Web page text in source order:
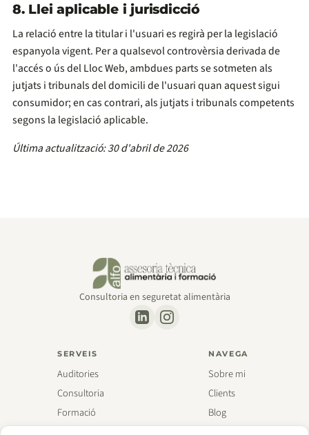
8. Llei aplicable i jurisdicció
La relació entre la titular i l'usuari es regirà per la legislació
espanyola vigent. Per a qualsevol controvèrsia derivada de
l'accés o ús del Lloc Web, ambdues parts se sotmeten als
jutjats i tribunals del domicili de l'usuari quan aquest sigui
consumidor; en cas contrari, als jutjats i tribunals competents
segons la legislació aplicable.
Última actualització: 30 d'abril de 2026
Consultoria en seguretat alimentària
SERVEIS
Auditories
Consultoria
Formació
NAVEGA
Sobre mi
Clients
Blog